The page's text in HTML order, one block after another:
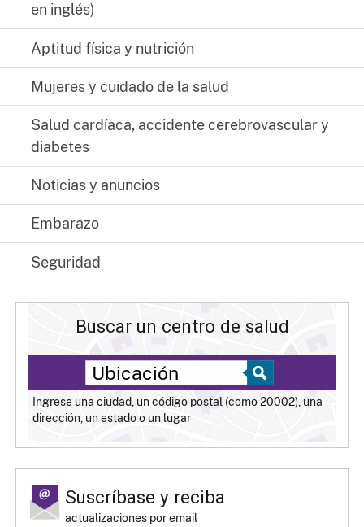
en inglés)
Aptitud física y nutrición
Mujeres y cuidado de la salud
Salud cardíaca, accidente cerebrovascular y
diabetes
Noticias y anuncios
Embarazo
Seguridad
Buscar un centro de salud
Ingrese una ciudad, un código postal (como 20002), una
dirección, un estado o un lugar
Suscríbase y reciba
actualizaciones por email